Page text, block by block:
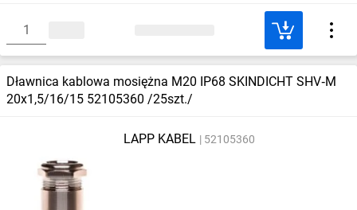
Dławnica kablowa mosiężna M20 IP68 SKINDICHT SHV‑M
20x1,5/16/15 52105360 /25szt./
LAPP KABEL 52105360